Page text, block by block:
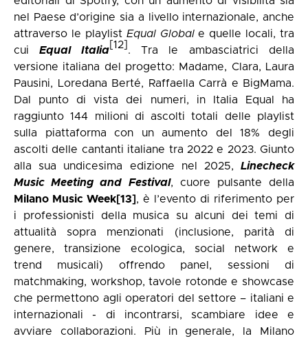
nel Paese d’origine sia a livello internazionale, anche
attraverso le playlist Equal Globale quelle locali, tra
cuiEqual Italia [12] . Tra le ambasciatrici della
versione italiana del progetto: Madame, Clara, Laura
Pausini, Loredana Berté, Raffaella Carrà e BigMama.
Dal punto di vista dei numeri, in Italia Equal ha
raggiunto 144 milioni di ascolti totali delle playlist
sulla piattaforma con un aumento del 18% degli
ascolti delle cantanti italiane tra 2022 e 2023. Giunto
alla sua undicesima edizione nel 2025, Linecheck
Music Meeting and Festival, cuore pulsante della
Milano Music Week[13], è l’evento di riferimento per
i professionisti della musica su alcuni dei temi di
attualità sopra menzionati (inclusione, parità di
genere, transizione ecologica, social network e
trend musicali) offrendo panel, sessioni di
matchmaking, workshop, tavole rotonde e showcase
che permettono agli operatori del settore – italiani e
internazionali - di incontrarsi, scambiare idee e
avviare collaborazioni. Più in generale, la Milano